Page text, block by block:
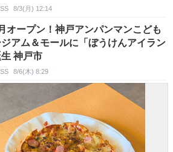
8/3(月) 12:14
オープン！神戸アンパンマンこども
ジアム＆モールに「ぼうけんアイラン
生 神戸市
8/6(木) 8:29